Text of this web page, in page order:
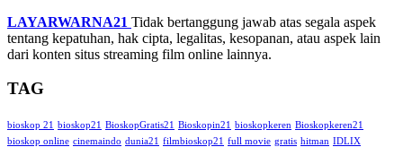
LAYARWARNA21 Tidak bertanggung jawab atas segala aspek
tentang kepatuhan, hak cipta, legalitas, kesopanan, atau aspek lain
dari konten situs streaming film online lainnya.
TAG
bioskop 21 bioskop21 BioskopGratis21 Bioskopin21 bioskopkeren Bioskopkeren21
bioskop online cinemaindo dunia21 filmbioskop21 full movie gratis hitman IDLIX